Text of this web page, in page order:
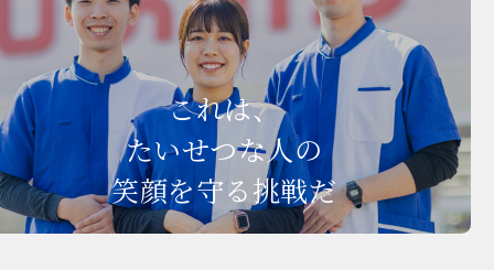
これは、
たいせつな人の
笑顔を守る挑戦だ